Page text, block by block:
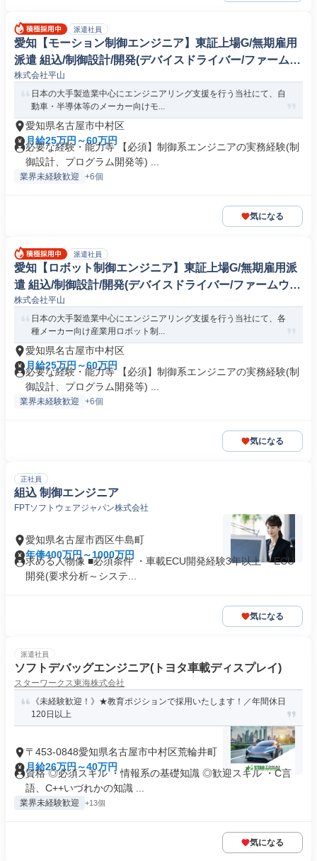
派遣社員
愛知【モーション制御エンジニア】東証上場G/無期雇用
派遣 組込/制御設計/開発(デバイスドライバー/ファームウ
ェア)
株式会社平山
日本の大手製造業中心にエンジニアリング支援を行う当社にて、自
動車・半導体等のメーカー向けモ...
愛知県名古屋市中村区
月給25万円～60万円
必要な経験・能力等 【必須】制御系エンジニアの実務経験(制
御設計、プログラム開発等) ...
業界未経験歓迎 +6個
気になる
派遣社員
愛知【ロボット制御エンジニア】東証上場G/無期雇用派
遣 組込/制御設計/開発(デバイスドライバー/ファームウェ
ア)
株式会社平山
日本の大手製造業中心にエンジニアリング支援を行う当社にて、各
種メーカー向け産業用ロボット制...
愛知県名古屋市中村区
月給25万円～60万円
必要な経験・能力等 【必須】制御系エンジニアの実務経験(制
御設計、プログラム開発等) ...
業界未経験歓迎 +6個
気になる
正社員
組込 制御エンジニア
FPTソフトウェアジャパン株式会社
愛知県名古屋市西区牛島町
年俸400万円～1000万円
求める人物像 ■必須条件 ・車載ECU開発経験3年以上 ・ECU
開発(要求分析～システ...
気になる
派遣社員
ソフトデバッグエンジニア(トヨタ車載ディスプレイ)
スターワークス東海株式会社
《未経験歓迎！》★教育ポジションで採用いたします！／年間休日
120日以上
〒453-0848愛知県名古屋市中村区荒輪井町
月給26万円～40万円
資格 ◎必須スキル ・情報系の基礎知識 ◎歓迎スキル ・C言
語、C++いづれかの知識 ...
業界未経験歓迎 +13個
気になる